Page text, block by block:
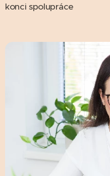
konci spolupráce